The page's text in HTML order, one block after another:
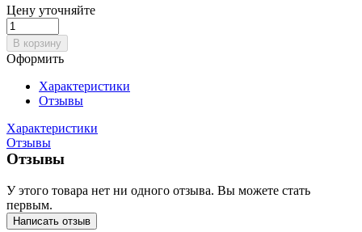
Цену уточняйте
В корзину
Оформить
Характеристики
Отзывы
Характеристики
Отзывы
Отзывы
У этого товара нет ни одного отзыва. Вы можете стать
первым.
Написать отзыв